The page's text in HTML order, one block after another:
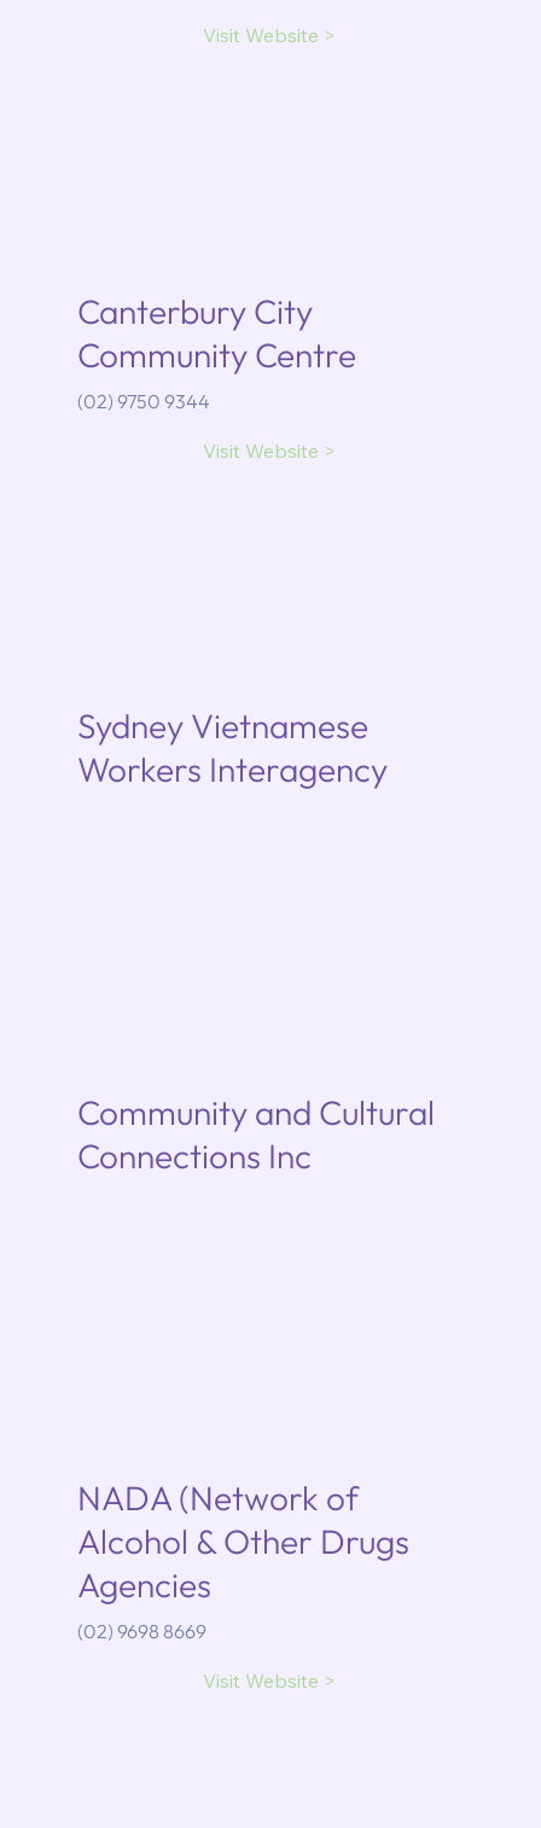
Visit Website >
Canterbury City
Community Centre
(02) 9750 9344
Visit Website >
Sydney Vietnamese
Workers Interagency
Community and Cultural
Connections Inc
NADA (Network of
Alcohol & Other Drugs
Agencies
(02) 9698 8669
Visit Website >